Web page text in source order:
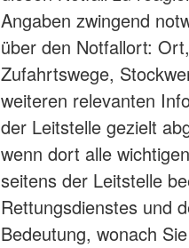
Angaben zwingend
über den Notfallort:
Zufahrtswege,
weiteren relevanten
der Leitstelle gezielt
wenn dort alle
seitens der Leitstelle
Rettungsdienstes und
Bedeutung, wonach